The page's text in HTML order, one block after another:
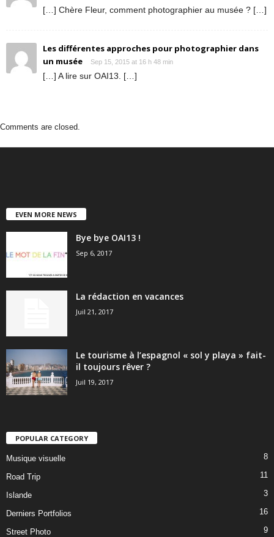
[…] Chère Fleur, comment photographier au musée ? […]
Les différentes approches pour photographier dans
un musée
Sep 15, 2015 at 16 h 48 min
[…] A lire sur OAI13. […]
Comments are closed.
EVEN MORE NEWS
Bye bye OAI13 !
Sep 6, 2017
La rédaction en vacances
Juil 21, 2017
Le tourisme à l’espagnol « sol y playa » fait-
il toujours rêver ?
Juil 19, 2017
POPULAR CATEGORY
Musique visuelle 8
Road Trip 11
Islande 3
Derniers Portfolios 16
Street Photo 9